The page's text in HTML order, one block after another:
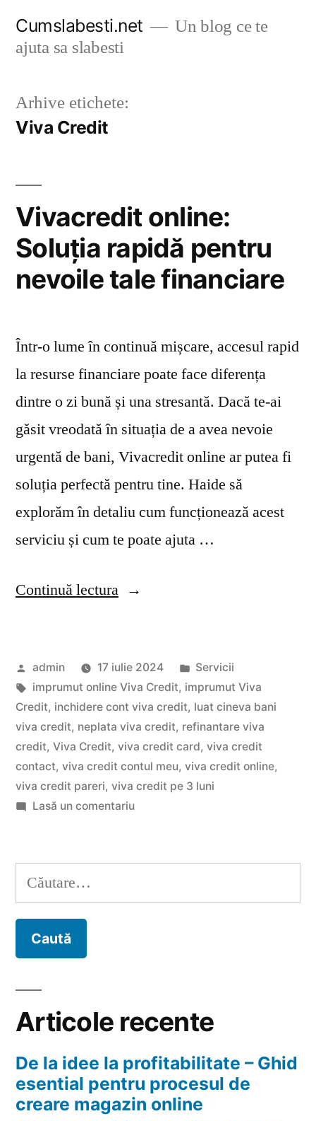
Cumslabesti.net
Un blog ce te
ajuta sa slabesti
Arhive etichete:
Viva Credit
Vivacredit online:
Soluția rapidă pentru
nevoile tale financiare
Într-o lume în continuă mișcare, accesul rapid
la resurse financiare poate face diferența
dintre o zi bună și una stresantă. Dacă te-ai
găsit vreodată în situația de a avea nevoie
urgentă de bani, Vivacredit online ar putea fi
soluția perfectă pentru tine. Haide să
explorăm în detaliu cum funcționează acest
serviciu și cum te poate ajuta …
Continuă lectura„Vivacredit
rapidă
pentru
nevoile
tale
financiare”
Publicat
de
admin 17 iulie 2024
Publicat
în
Servicii
Etichete:
imprumut online Viva Credit, imprumut Viva
Credit, inchidere cont viva credit, luat cineva bani
viva credit, neplata viva credit, refinantare viva
credit, Viva Credit, viva credit card, viva credit
contact, viva credit contul meu, viva credit online,
viva credit pareri, viva credit pe 3 luni
Lasă un comentariula
Soluția
pentru
Caută
după:
Articole recente
De la idee la profitabilitate – Ghid
esential pentru procesul de
creare magazin online